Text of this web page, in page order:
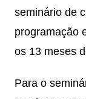
seminário de
programação
os 13 meses
Para o